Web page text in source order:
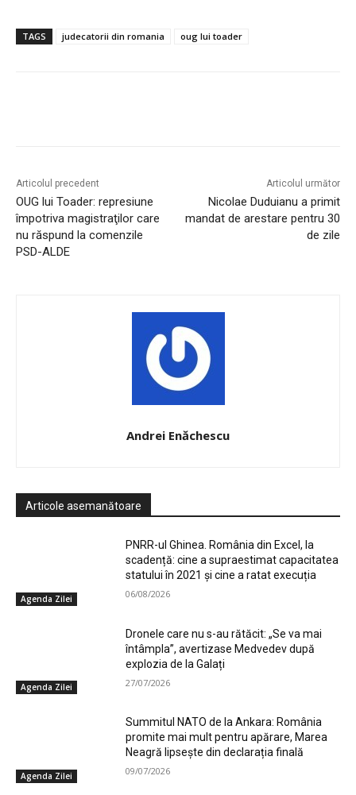
TAGS judecatorii din romania oug lui toader
Articolul precedent
OUG lui Toader: represiune
împotriva magistraţilor care
nu răspund la comenzile
PSD-ALDE
Articolul următor
Nicolae Duduianu a primit
mandat de arestare pentru 30
de zile
Andrei Enăchescu
Articole asemanătoare
Agenda Zilei
PNRR-ul Ghinea. România din Excel, la
scadență: cine a supraestimat capacitatea
statului în 2021 și cine a ratat execuția
06/08/2026
Agenda Zilei
Dronele care nu s-au rătăcit: „Se va mai
întâmpla”, avertizase Medvedev după
explozia de la Galați
27/07/2026
Agenda Zilei
Summitul NATO de la Ankara: România
promite mai mult pentru apărare, Marea
Neagră lipsește din declarația finală
09/07/2026